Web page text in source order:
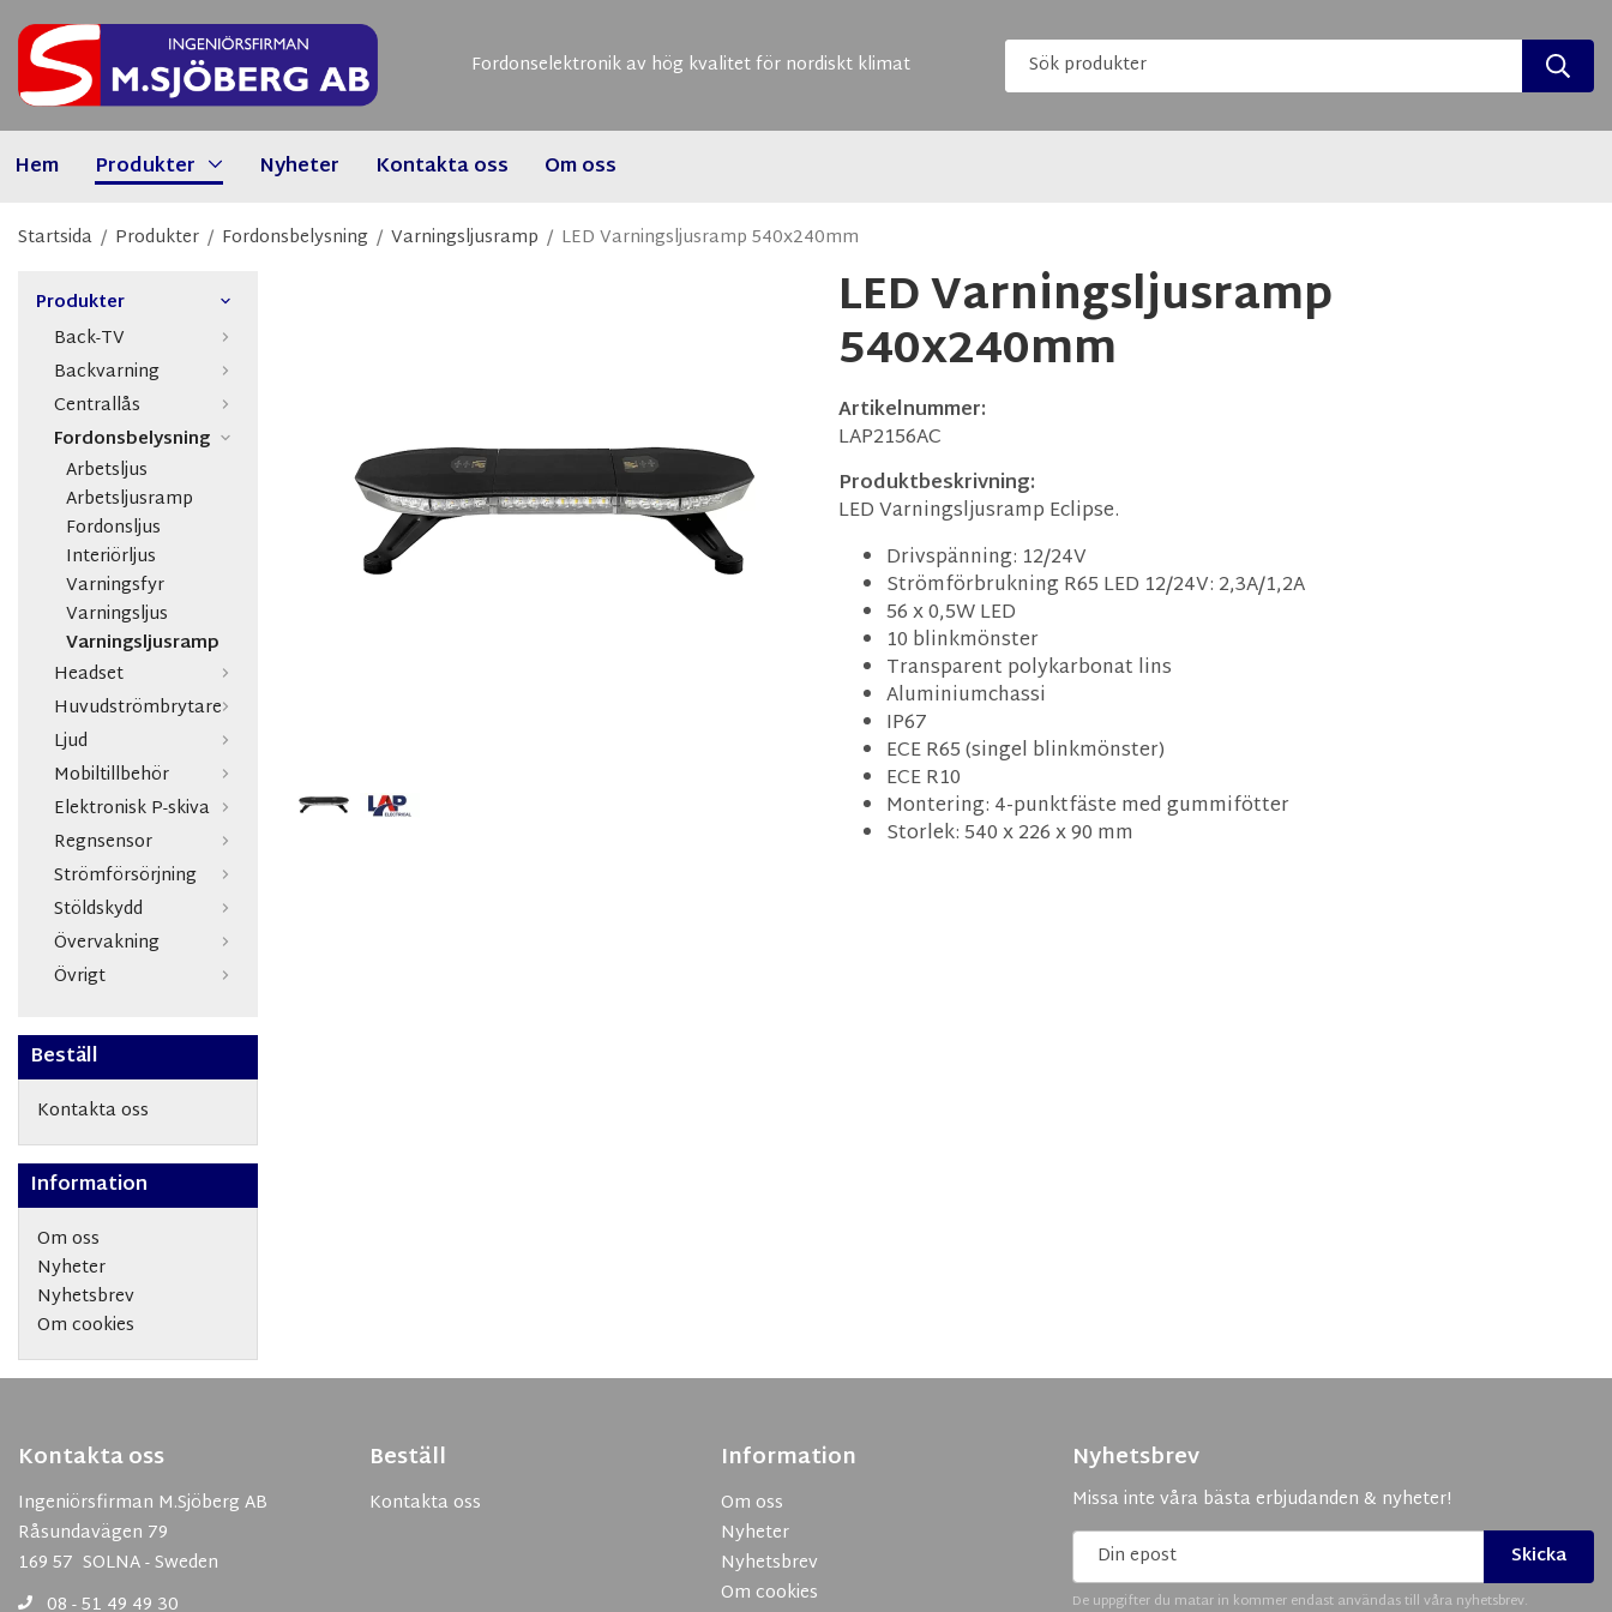
Fordonselektronik av hög kvalitet för nordiskt klimat
Hem Produkter Nyheter Kontakta oss Om oss
Startsida / Produkter / Fordonsbelysning / Varningsljusramp / LED Varningsljusramp 540x240mm
Produkter
Back-TV
Backvarning
Centrallås
Fordonsbelysning
Arbetsljus
Arbetsljusramp
Fordonsljus
Interiörljus
Varningsfyr
Varningsljus
Varningsljusramp
Headset
Huvudströmbrytare
Ljud
Mobiltillbehör
Elektronisk P-skiva
Regnsensor
Strömförsörjning
Stöldskydd
Övervakning
Övrigt
Beställ
Kontakta oss
Information
Om oss
Nyheter
Nyhetsbrev
Om cookies
LED Varningsljusramp
540x240mm
Artikelnummer:
LAP2156AC
Produktbeskrivning:
LED Varningsljusramp Eclipse.
Drivspänning: 12/24V
Strömförbrukning R65 LED 12/24V: 2,3A/1,2A
56 x 0,5W LED
10 blinkmönster
Transparent polykarbonat lins
Aluminiumchassi
IP67
ECE R65 (singel blinkmönster)
ECE R10
Montering: 4-punktfäste med gummifötter
Storlek: 540 x 226 x 90 mm
Kontakta oss
Ingeniörsfirman M.Sjöberg AB
Råsundavägen 79
169 57 SOLNA - Sweden
08 - 51 49 49 30
Beställ
Kontakta oss
Information
Om oss
Nyheter
Nyhetsbrev
Om cookies
Nyhetsbrev
Missa inte våra bästa erbjudanden & nyheter!
Skicka
De uppgifter du matar in kommer endast användas till våra nyhetsbrev.